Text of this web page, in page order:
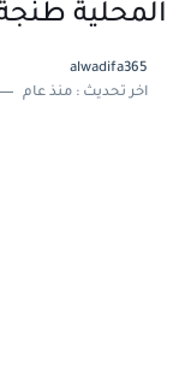
المحلية
alwadifa365
اخر تحديث :منذ عام